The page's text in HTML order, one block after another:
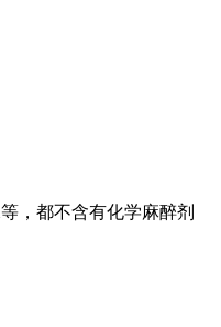
，都不含有化学麻醉剂